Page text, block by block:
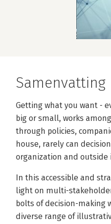
Samenvatting
Getting what you want -
big or small, works
through policies,
house, rarely can
organization and outside
In this accessible and
light on multi-
bolts of decision-making
diverse range of